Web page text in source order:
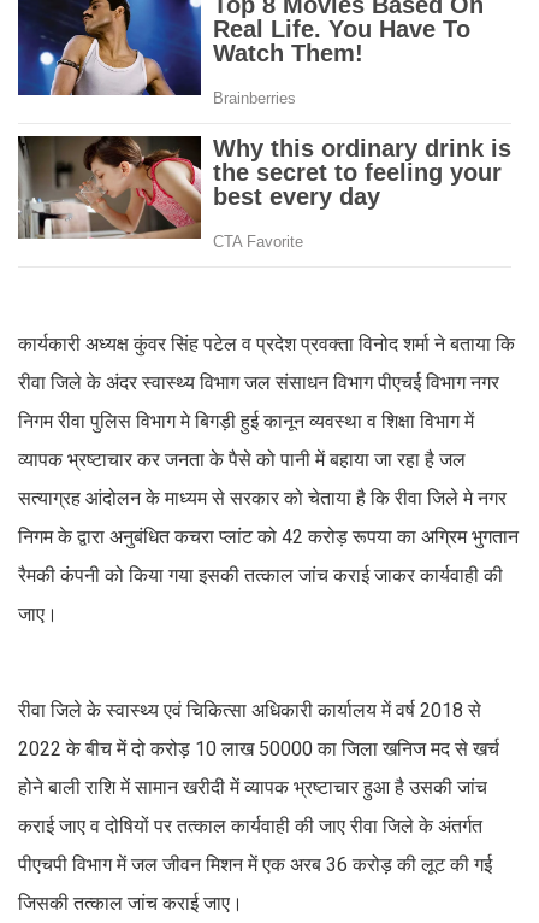
कार्यकारी अध्यक्ष कुंवर सिंह पटेल व प्रदेश प्रवक्ता विनोद शर्मा ने बताया कि
रीवा जिले के अंदर स्वास्थ्य विभाग जल संसाधन विभाग पीएचई विभाग नगर
निगम रीवा पुलिस विभाग मे बिगड़ी हुई कानून व्यवस्था व शिक्षा विभाग में
व्यापक भ्रष्टाचार कर जनता के पैसे को पानी में बहाया जा रहा है जल
सत्याग्रह आंदोलन के माध्यम से सरकार को चेताया है कि रीवा जिले मे नगर
निगम के द्वारा अनुबंधित कचरा प्लांट को 42 करोड़ रूपया का अग्रिम भुगतान
रैमकी कंपनी को किया गया इसकी तत्काल जांच कराई जाकर कार्यवाही की
जाए।
रीवा जिले के स्वास्थ्य एवं चिकित्सा अधिकारी कार्यालय में वर्ष 2018 से
2022 के बीच में दो करोड़ 10 लाख 50000 का जिला खनिज मद से खर्च
होने बाली राशि में सामान खरीदी में व्यापक भ्रष्टाचार हुआ है उसकी जांच
कराई जाए व दोषियों पर तत्काल कार्यवाही की जाए रीवा जिले के अंतर्गत
पीएचपी विभाग में जल जीवन मिशन में एक अरब 36 करोड़ की लूट की गई
जिसकी तत्काल जांच कराई जाए।